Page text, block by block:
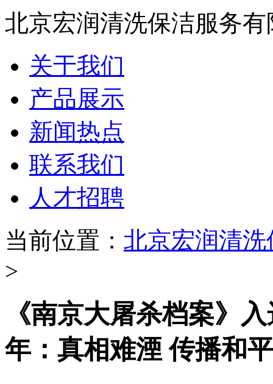
北京宏润清洗保洁服务有
关于我们
产品展示
新闻热点
联系我们
人才招聘
当前位置： 北京宏润清
>
《南京大屠杀档案》
年：真相难湮 传播和